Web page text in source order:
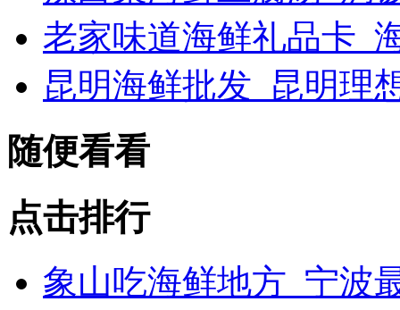
老家味道海鲜礼品卡_
昆明海鲜批发_昆明理
随便看看
点击排行
象山吃海鲜地方_宁波